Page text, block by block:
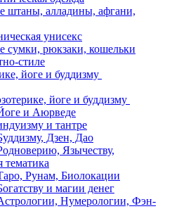
штаны, алладины, афгани,
унисекс
сумки, рюкзаки, кошельки
стиле
йоге и буддизму
йоге и буддизму
и Аюрведе
и тантре
Дзен, Дао
Язычеству,
тематика
Рунам, Биолокации
и магии денег
Нумерологии, Фэн-